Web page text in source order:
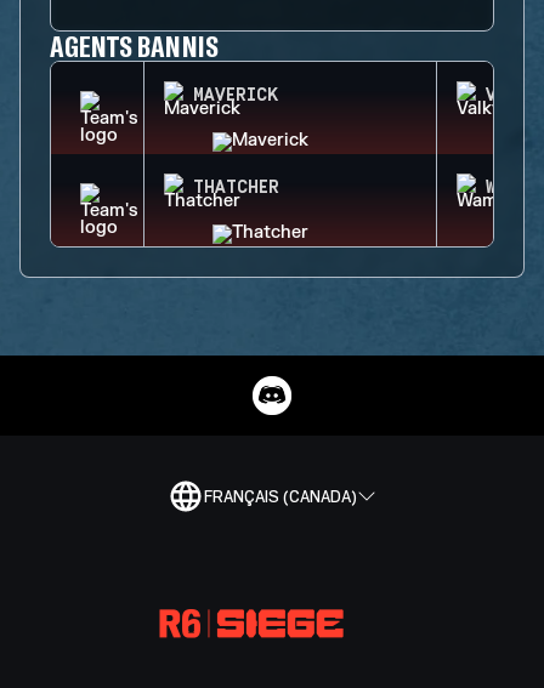
AGENTS BANNIS
MAVERICK
THATCHER WAMAI
FRANÇAIS (CANADA)